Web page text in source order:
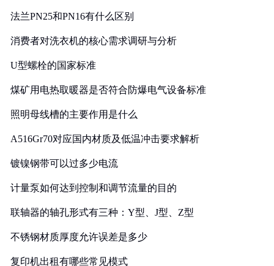
法兰PN25和PN16有什么区别
消费者对洗衣机的核心需求调研与分析
U型螺栓的国家标准
煤矿用电热取暖器是否符合防爆电气设备标准
照明母线槽的主要作用是什么
A516Gr70对应国内材质及低温冲击要求解析
镀镍钢带可以过多少电流
计量泵如何达到控制和调节流量的目的
联轴器的轴孔形式有三种：Y型、J型、Z型
不锈钢材质厚度允许误差是多少
复印机出租有哪些常见模式